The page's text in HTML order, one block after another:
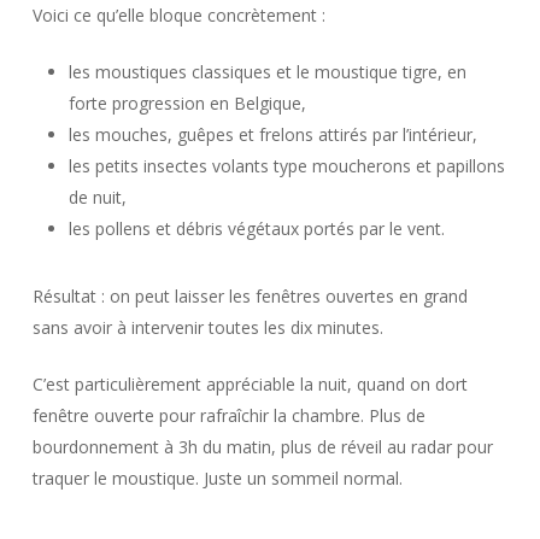
Voici ce qu’elle bloque concrètement :
les moustiques classiques et le moustique tigre, en
forte progression en Belgique,
les mouches, guêpes et frelons attirés par l’intérieur,
les petits insectes volants type moucherons et papillons
de nuit,
les pollens et débris végétaux portés par le vent.
Résultat : on peut laisser les fenêtres ouvertes en grand
sans avoir à intervenir toutes les dix minutes.
C’est particulièrement appréciable la nuit, quand on dort
fenêtre ouverte pour rafraîchir la chambre. Plus de
bourdonnement à 3h du matin, plus de réveil au radar pour
traquer le moustique. Juste un sommeil normal.